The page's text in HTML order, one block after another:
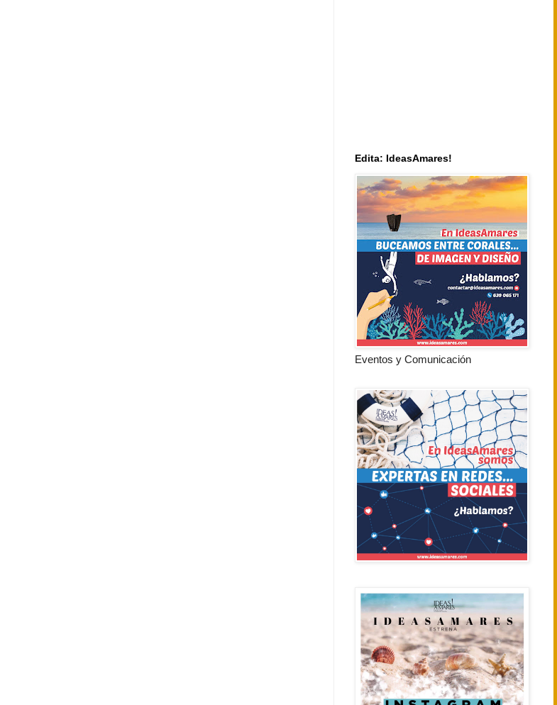
Edita: IdeasAmares!
Eventos y Comunicación